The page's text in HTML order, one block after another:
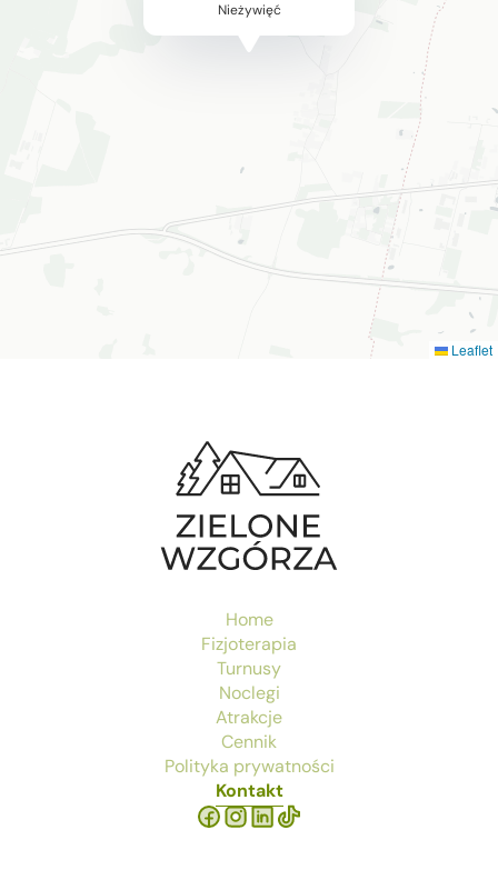
Nieżywięć
Leaflet
Home
Fizjoterapia
Turnusy
Noclegi
Atrakcje
Cennik
Polityka prywatności
Kontakt